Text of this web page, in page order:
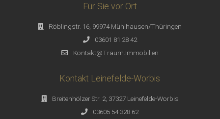
Für Sie vor Ort
Röblingstr. 16, 99974 Mühlhausen/Thüringen
03601 81 28 42
Kontakt@Traum.Immobilien
Kontakt Leinefelde-Worbis
Breitenhölzer Str. 2, 37327 Leinefelde-Worbis
03605 54 328 62